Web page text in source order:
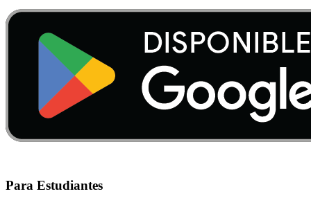
Para Estudiantes